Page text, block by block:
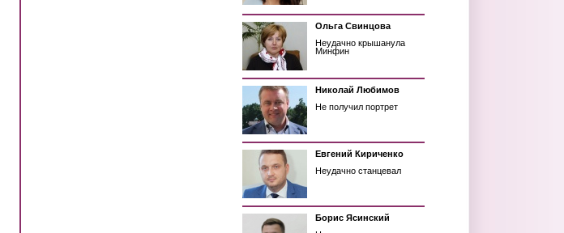
Ольга Свинцова
Неудачно крышанула
Минфин
Николай Любимов
Не получил портрет
Евгений Кириченко
Неудачно станцевал
Борис Ясинский